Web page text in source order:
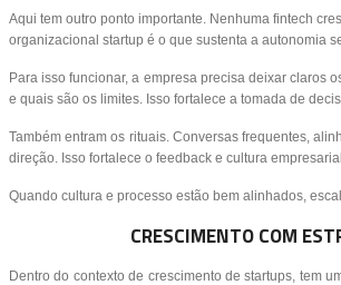
Aqui tem outro ponto importante. Nenhuma fintech
organizacional startup é o que sustenta a autonomia
Para isso funcionar, a empresa precisa deixar claros
e quais são os limites. Isso fortalece a tomada de
Também entram os rituais. Conversas frequentes,
direção. Isso fortalece o feedback e cultura
Quando cultura e processo estão bem alinhados,
CRESCIMENTO COM
Dentro do contexto de crescimento de startups, tem